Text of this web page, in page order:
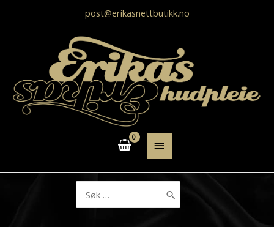
post@erikasnettbutikk.no
HOVEDMENY
etter: